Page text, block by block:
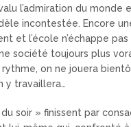
l’admiration du monde
incontestée. Encore
et l’école n’échappe pas
société toujours plus
rythme, on ne jouera
y travaillera…
soir » finissent par